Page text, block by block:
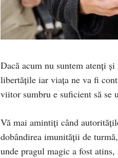
Dacă acum nu suntem atenți
libertățile iar viața ne va fi
viitor sumbru e suficient să se
Vă mai amintiți când
dobândirea imunității de
unde pragul magic a fost